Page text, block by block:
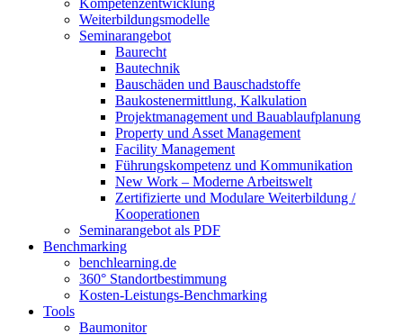
Kompetenzentwicklung
Weiterbildungsmodelle
Seminarangebot
Baurecht
Bautechnik
Bauschäden und Bauschadstoffe
Baukostenermittlung, Kalkulation
Projektmanagement und Bauablaufplanung
Property und Asset Management
Facility Management
Führungskompetenz und Kommunikation
New Work – Moderne Arbeitswelt
Zertifizierte und Modulare Weiterbildung /
Kooperationen
Seminarangebot als PDF
Benchmarking
benchlearning.de
360° Standortbestimmung
Kosten-Leistungs-Benchmarking
Tools
Baumonitor